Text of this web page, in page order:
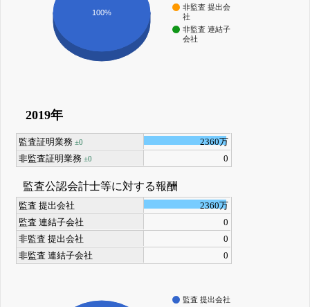
非監査 提出会
社
非監査 連結子
会社
100%
2019年
監査証明業務±0
2360万
非監査証明業務±0 0
監査公認会計士等に対する報酬
監査 提出会社
2360万
監査 連結子会社
0
非監査 提出会社
0
非監査 連結子会社
0
監査 提出会社